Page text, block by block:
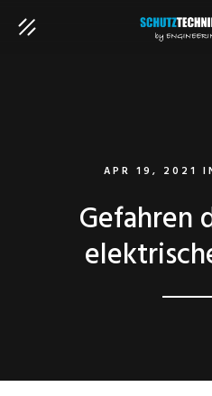
APR 19, 2021
Gefahren